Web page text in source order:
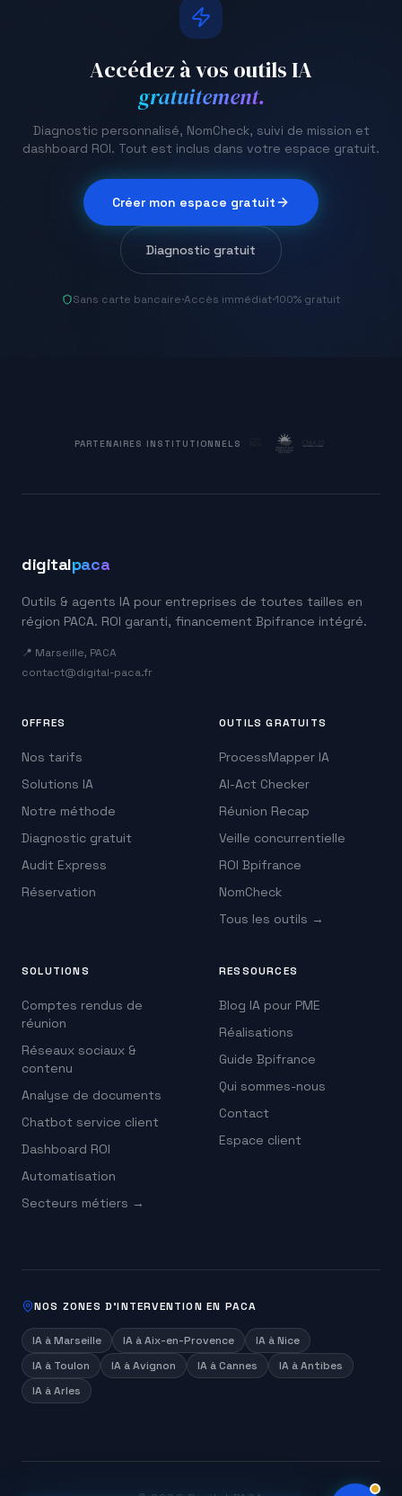
Accédez à vos outils IA
gratuitement.
Diagnostic personnalisé, NomCheck, suivi de mission et
dashboard ROI. Tout est inclus dans votre espace gratuit.
Créer mon espace gratuit
Diagnostic gratuit
Sans carte bancaire·Accès immédiat·100% gratuit
PARTENAIRES INSTITUTIONNELS
digitalpaca
Outils & agents IA pour entreprises de toutes tailles en
région PACA. ROI garanti, financement Bpifrance intégré.
📍 Marseille, PACA
contact@digital-paca.fr
OFFRES
Nos tarifs
Solutions IA
Notre méthode
Diagnostic gratuit
Audit Express
Réservation
OUTILS GRATUITS
ProcessMapper IA
AI-Act Checker
Réunion Recap
Veille concurrentielle
ROI Bpifrance
NomCheck
Tous les outils →
SOLUTIONS
Comptes rendus de
réunion
Réseaux sociaux &
contenu
Analyse de documents
Chatbot service client
Dashboard ROI
Automatisation
Secteurs métiers →
RESSOURCES
Blog IA pour PME
Réalisations
Guide Bpifrance
Qui sommes-nous
Contact
Espace client
NOS ZONES D'INTERVENTION EN PACA
IA àMarseille IA àAix-en-Provence IA àNice
IA à Toulon IA àAvignon IA àCannes IA àAntibes
IA àArles